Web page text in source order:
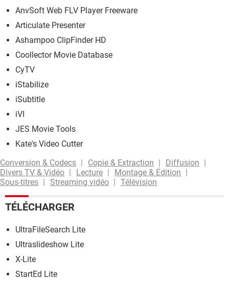
AnvSoft Web FLV Player Freeware
Articulate Presenter
Ashampoo ClipFinder HD
Coollector Movie Database
CyTV
iStabilize
iSubtitle
iVI
JES Movie Tools
Kate's Video Cutter
Conversion & Codecs
Copie & Extraction
Diffusion
Divers TV & Vidéo
Lecture
Montage & Édition
Sous-titres
Streaming vidéo Télévision
TÉLÉCHARGER
UltraFileSearch Lite
Ultraslideshow Lite
X-Lite
StartEd Lite